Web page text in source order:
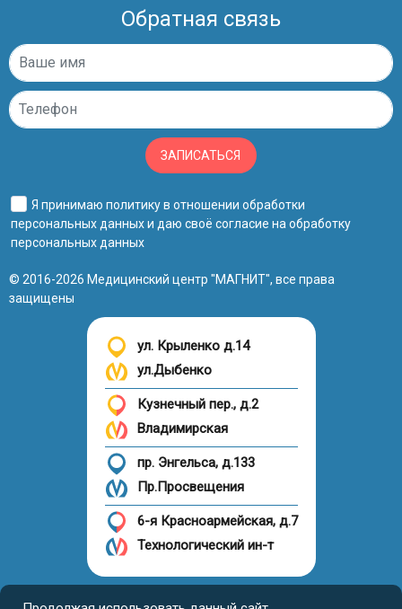
Обратная связь
ЗАПИСАТЬСЯ
Я принимаю политику в отношении обработки
персональных данныхи даю своё согласие на обработку
персональных данных
© 2016-2026 Медицинский центр "МАГНИТ", все права
защищены
ул. Крыленко д.14
ул.Дыбенко
Кузнечный пер., д.2
Владимирская
пр. Энгельса, д.133
Пр.Просвещения
6-я Красноармейская, д.7
Технологический ин-т
Налоговый вычет